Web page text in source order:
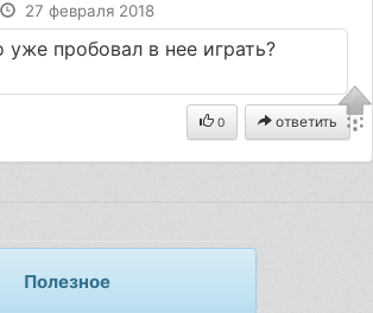
27 февраля 2018
уже пробовал в нее играть?
0 ответить
Полезное